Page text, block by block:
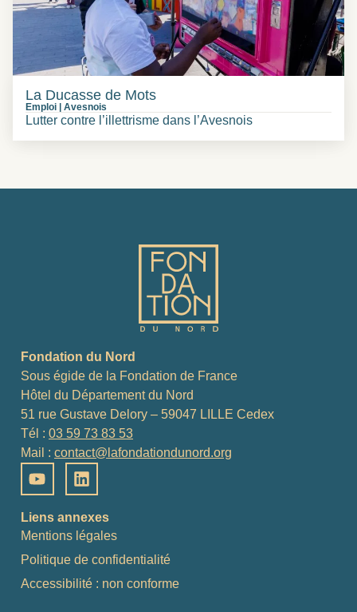
La Ducasse de Mots
Emploi | Avesnois
Lutter contre l’illettrisme dans l’Avesnois
Fondation du Nord
Sous égide de la Fondation de France
Hôtel du Département du Nord
51 rue Gustave Delory – 59047 LILLE Cedex
Tél : 03 59 73 83 53
Mail : contact@lafondationdunord.org
Liens annexes
Mentions légales
Politique de confidentialité
Accessibilité : non conforme